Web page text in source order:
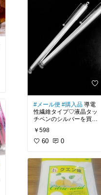
も居ますし...毎日、可哀
想なことしてたのかな？
とにかく、毎日沢山使い
道があるので、今後はず
っとアクアルファfを使い
続けます。
(5月9日更新)
※その後、某ウイルスが
所でお仕事の方へお裾分
困りますが、時間別に出
品してくれるお店の配慮
は素晴らしいと思いま
す。
ナル写真
#買ってよかっ
#ノンジョ購入歴
今はこれの倍量のビタミ
ンB-100をリピートして
いますが、そちらは粒は
大きくなります。50のサ
イズは忘れてしまいまし
た。写真は2枚目に。
かない方が良いかなー？
というわけで、シンプル
にコレしておきます。
留守中、
お買い物経由していただ
す。
【米国サプリの直販 Natu
#健康グッズ #美容部
#サ
プリメント #オリジナル
写真
#愛用品 #リピ買い
#メール便 #購入品 導電
性繊維タイプ♡液晶タッ
チペンのシルバーを買い
iPhoneやiPadに限らず、
す。私は液晶に保護フィ
ルムを使っているので10
0％確実に反応している
訳では無いですが、価格
の割に見た目の安っぽさ
￥598
60 0